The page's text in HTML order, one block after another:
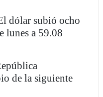
dólar subió ocho
lunes a 59.08
de la siguiente